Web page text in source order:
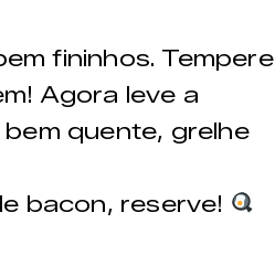
fininhos. Tempere
Agora leve a
quente, grelhe
bacon, reserve!